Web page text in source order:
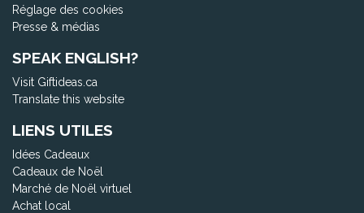
Réglage des cookies
Presse & médias
SPEAK ENGLISH?
Visit Giftideas.ca
Translate this website
LIENS UTILES
Idées Cadeaux
Cadeaux de Noël
Marché de Noël virtuel
Achat local